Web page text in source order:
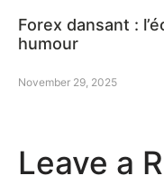
Forex dansant :
humour
November 29, 2025
Leave a